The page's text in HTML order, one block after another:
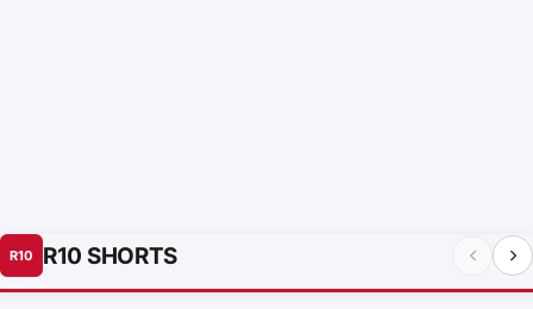
R10 R10 SHORTS